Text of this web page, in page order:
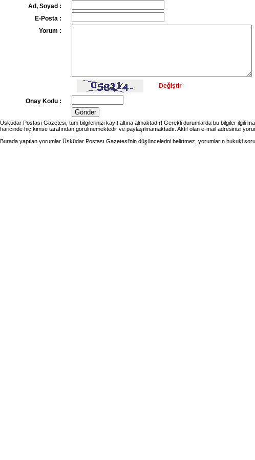
Ad, Soyad :
E-Posta :
Yorum :
Değiştir
Onay Kodu :
Üsküdar Postası Gazetesi, tüm bilgilerinizi kayıt altına almaktadır! Gerekli durumlarda bu bilgiler ilgili
haricinde hiç kimse tarafından görülmemektedir ve paylaşılmamaktadır. Aktif olan e-mail adresinizi
Burada yapılan yorumlar Üsküdar Postası Gazetesi'nin düşüncelerini belirtmez, yorumların hukuki